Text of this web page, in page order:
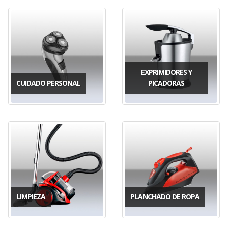
CUIDADO PERSONAL
EXPRIMIDORES Y
PICADORAS
LIMPIEZA PLANCHADO DE ROPA